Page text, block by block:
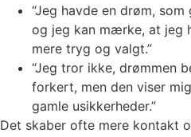
“Jeg havde en drøm,
og jeg kan mærke, at jeg
mere tryg og valgt.”
“Jeg tror ikke, drømmen
forkert, men den viser
gamle usikkerheder.”
Det skaber ofte mere kontakt